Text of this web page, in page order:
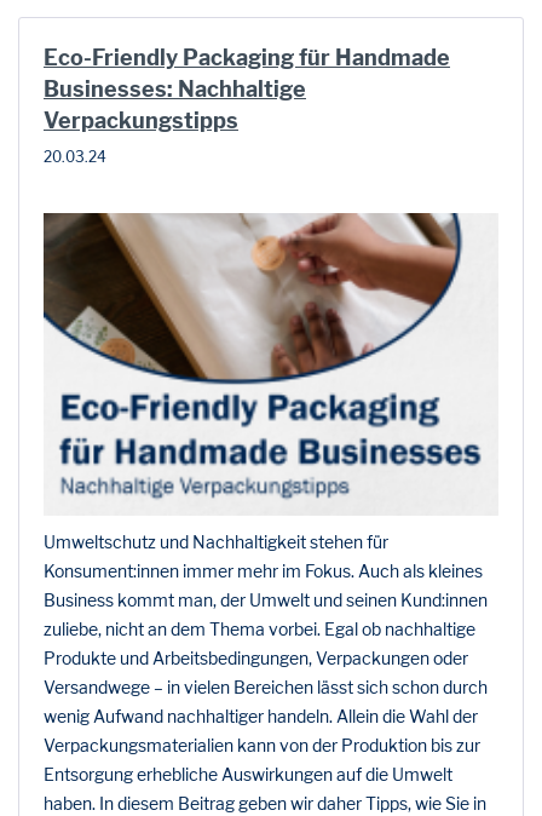
Eco-Friendly Packaging für Handmade
Businesses: Nachhaltige
Verpackungstipps
20.03.24
Umweltschutz und Nachhaltigkeit stehen für
Konsument:innen immer mehr im Fokus. Auch als kleines
Business kommt man, der Umwelt und seinen Kund:innen
zuliebe, nicht an dem Thema vorbei. Egal ob nachhaltige
Produkte und Arbeitsbedingungen, Verpackungen oder
Versandwege – in vielen Bereichen lässt sich schon durch
wenig Aufwand nachhaltiger handeln. Allein die Wahl der
Verpackungsmaterialien kann von der Produktion bis zur
Entsorgung erhebliche Auswirkungen auf die Umwelt
haben. In diesem Beitrag geben wir daher Tipps, wie Sie in